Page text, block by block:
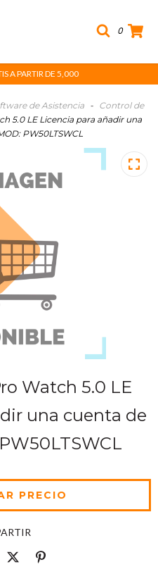
0
A PARTIR DE 5,000
de Asistencia -
Control de
5.0 LE Licencia para añadir una
PW50LTSWCL
Watch 5.0 LE
una cuenta de